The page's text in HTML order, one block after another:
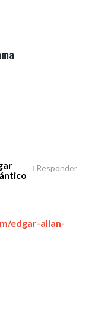
edgar-allan-
Responder